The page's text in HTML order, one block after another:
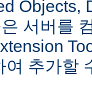
Objects,
서버를
여 추가할